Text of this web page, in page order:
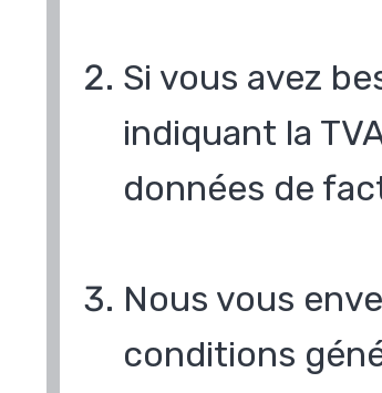
Si vous avez
indiquant la
données de
Nous vous
conditions